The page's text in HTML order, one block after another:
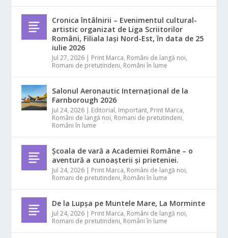
Cronica întâlnirii – Evenimentul cultural-
artistic organizat de Liga Scriitorilor
Români, Filiala Iași Nord-Est, în data de 25
iulie 2026
Jul 27, 2026 | Print Marca, Români de langă noi,
Romani de pretutindeni, Români în lume
Salonul Aeronautic Internațional de la
Farnborough 2026
Jul 24, 2026 | Editorial, Important, Print Marca,
Români de langă noi, Romani de pretutindeni,
Români în lume
Școala de vară a Academiei Române – o
aventură a cunoașterii și prieteniei.
Jul 24, 2026 | Print Marca, Români de langă noi,
Romani de pretutindeni, Români în lume
De la Lupșa pe Muntele Mare, La Morminte
Jul 24, 2026 | Print Marca, Români de langă noi,
Romani de pretutindeni, Români în lume